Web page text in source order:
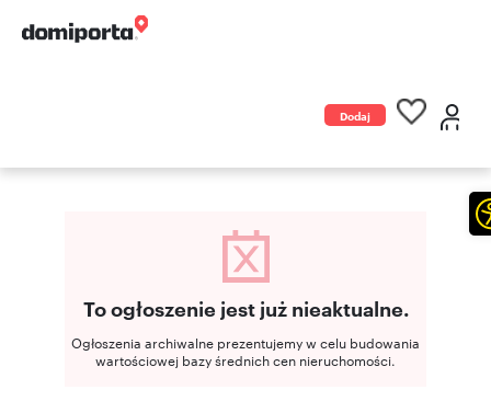
Dodaj
To ogłoszenie jest już nieaktualne.
Ogłoszenia archiwalne prezentujemy w celu budowania
wartościowej bazy średnich cen nieruchomości.